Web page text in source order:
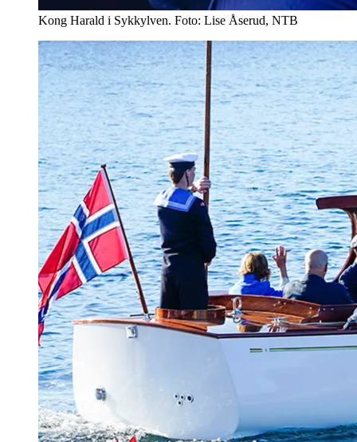
Kong Harald i Sykkylven. Foto: Lise Åserud, NTB